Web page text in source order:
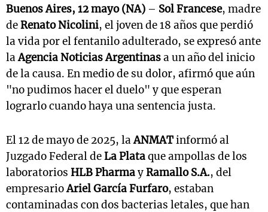
Buenos Aires, 12 mayo (NA) – Sol Francese, madre
deRenato Nicolini, el joven de 18 años que perdió
la vida por el fentanilo adulterado, se expresó ante
laAgencia Noticias Argentinasa un año del inicio
de la causa. En medio de su dolor, afirmó que aún
"no pudimos hacer el duelo" y que esperan
lograrlo cuando haya una sentencia justa.
El 12 de mayo de 2025, laANMATinformó al
Juzgado Federal deLa Plataque ampollas de los
laboratorios HLB PharmayRamallo S.A., del
empresarioAriel García Furfaro, estaban
contaminadas con dos bacterias letales, que han